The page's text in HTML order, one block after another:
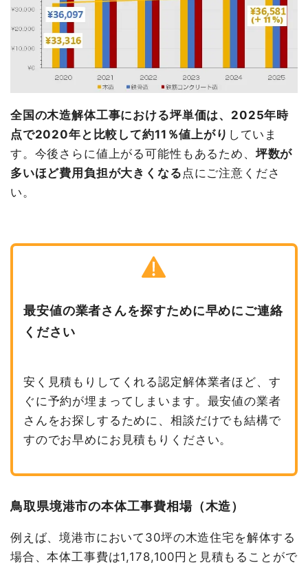
全国の木造解体工事における坪単価は、2025年時
点で2020年と比較して約11％値上がり していま
す。今後さらに値上がる可能性もあるため、 坪数が
多いほど費用負担が大きくなる 点にご注意くださ
い。
最安値の業者さんを探すために早めにご連絡
ください
安く見積もりしてくれる認定解体業者ほど、す
ぐに予約が埋まってしまいます。最安値の業者
さんをお探しするために、相談だけでも結構で
すのでお早めにお見積もりください。
鳥取県境港市の本体工事費相場（木造）
例えば、境港市において30坪の木造住宅を解体する
場合、本体工事費は1,178,100円と見積もることがで